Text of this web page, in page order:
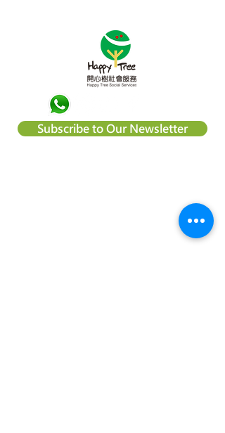
Subscribe to Our Newsletter
local charity organization in Hong
Kong, with an aim to reduce
poverty and provide relief